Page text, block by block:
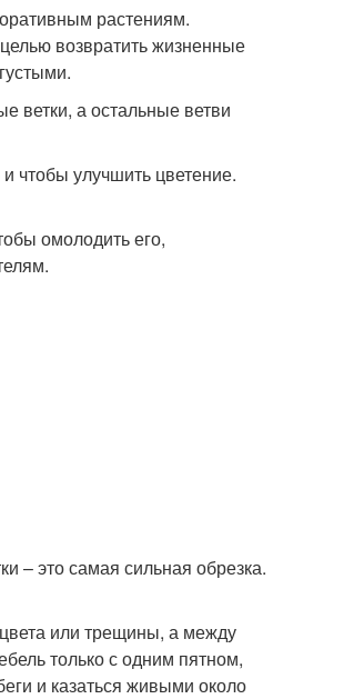
растениям.
возвратить жизненные
ветки, а остальные ветви
чтобы улучшить цветение.
омолодить его,
– это самая сильная обрезка.
или трещины, а между
только с одним пятном,
и казаться живыми около